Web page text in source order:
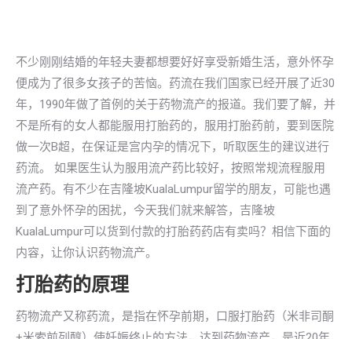
不少刚刚结婚的年轻夫妻都想要好好享受新婚生活，意外怀孕
便成为了很多女孩子的苦恼。药流在我们国家已经开展了近30
年，1990年做了首例的关于药物流产的报道。我们要了解，并
不是所有的女人都能服用打胎药的，服用打胎药前，要到医院
做一次B超，在保证是宫内孕的情况下，听取医生的建议进行
药流。 如果医生认为服用流产药比较好，按照常规流程服用
流产药。有不少在吉隆坡KualaLumpur留学的朋友，可能也遇
到了意外怀孕的困扰，今天我们就来解答，吉隆坡
KualaLumpur可以货到付款的打胎药药店有卖吗？相信下面的
内容，让你认识药物流产。
打胎药的原理
药物流产又称药流，是指在怀孕前期，口服打胎药（米非司酮